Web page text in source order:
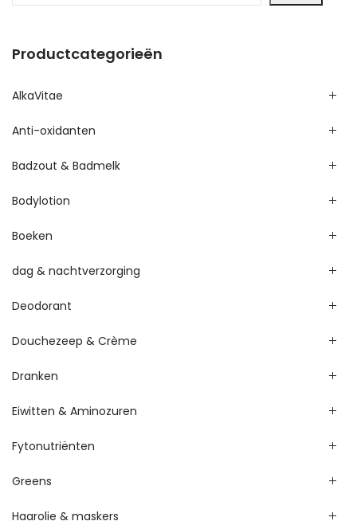
Productcategorieën
AlkaVitae
Anti-oxidanten
Badzout & Badmelk
Bodylotion
Boeken
dag & nachtverzorging
Deodorant
Douchezeep & Crème
Dranken
Eiwitten & Aminozuren
Fytonutriënten
Greens
Haarolie & maskers